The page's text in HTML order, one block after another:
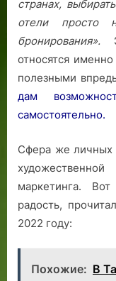
странах,
отели просто
бронирования».
относятся
полезными
дам
самостоятельно.
Сфера же личных
маркетинга.
радость,
2022 году:
Похожие: В